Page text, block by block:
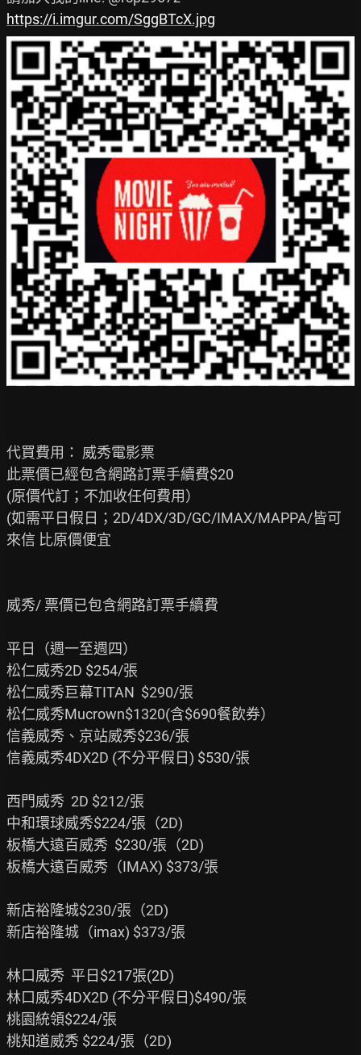
https://i.imgur.com/SggBTcX.jpg
代買費用： 威秀電影票
此票價已經包含網路訂票手續費$20
(原價代訂；不加收任何費用）
(如需平日假日；2D/4DX/3D/GC/IMAX/MAPPA/皆可
來信 比原價便宜
威秀/ 票價已包含網路訂票手續費
平日（週一至週四）
松仁威秀2D $254/張
松仁威秀巨幕TITAN  $290/張
松仁威秀Mucrown$1320(含$690餐飲券）
信義威秀、京站威秀$236/張
信義威秀4DX2D (不分平假日) $530/張
西門威秀  2D $212/張
中和環球威秀$224/張（2D)
板橋大遠百威秀  $230/張（2D)
板橋大遠百威秀（IMAX) $373/張
新店裕隆城$230/張（2D)
新店裕隆城（imax) $373/張
林口威秀  平日$217張(2D)
林口威秀4DX2D (不分平假日)$490/張
桃園統領$224/張
桃知道威秀 $224/張（2D)